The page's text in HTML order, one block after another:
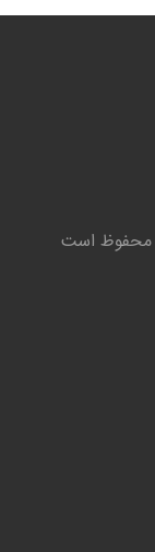
محفوظ است